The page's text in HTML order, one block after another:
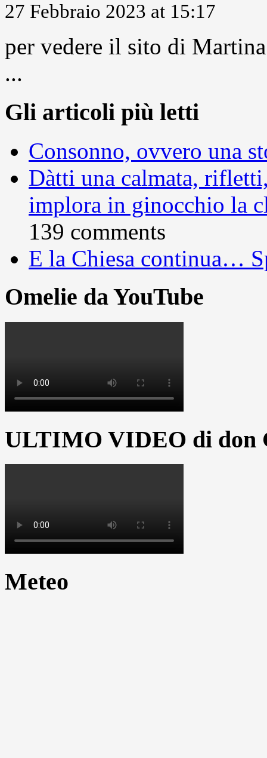
27 Febbraio 2023 at 15:17
per vedere il sito di
...
Gli articoli più letti
Consonno, ovvero una
Dàtti una calmata,
implora in ginocchio la
139 comments
E la Chiesa continua…
Omelie da YouTube
ULTIMO VIDEO di don
Meteo